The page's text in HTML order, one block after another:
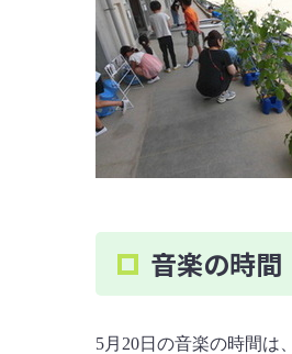
音楽の時間
5月20日の音楽の時間は